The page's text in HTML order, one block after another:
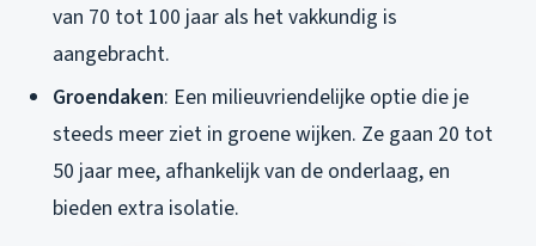
van 70 tot 100 jaar als het vakkundig is
aangebracht.
Groendaken: Een milieuvriendelijke optie die je
steeds meer ziet in groene wijken. Ze gaan 20 tot
50 jaar mee, afhankelijk van de onderlaag, en
bieden extra isolatie.